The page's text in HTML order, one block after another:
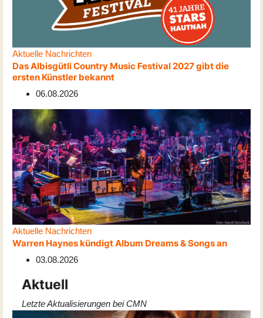
Aktuelle Nachrichten
Das Albisgütli Country Music Festival 2027 gibt die
ersten Künstler bekannt
06.08.2026
Aktuelle Nachrichten
Warren Haynes kündigt Album Dreams & Songs an
03.08.2026
Aktuell
Letzte Aktualisierungen bei CMN